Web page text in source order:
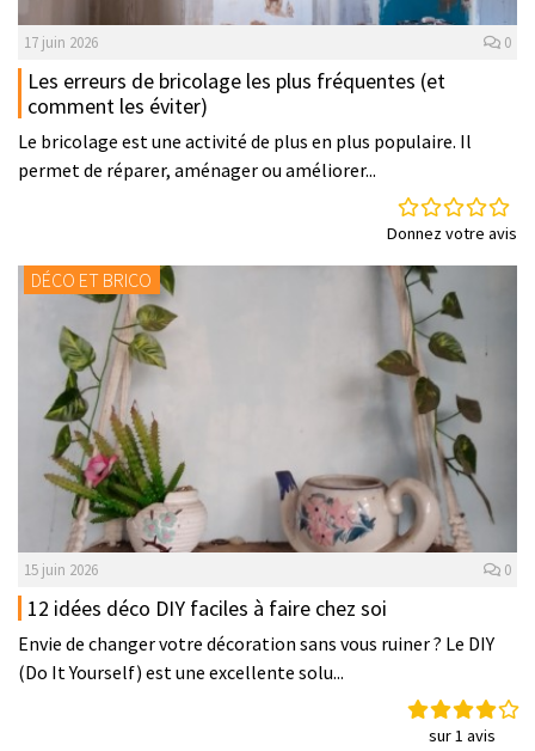
17 juin 2026 0
Les erreurs de bricolage les plus fréquentes (et
comment les éviter)
Le bricolage est une activité de plus en plus populaire. Il
permet de réparer, aménager ou améliorer...
Donnez votre avis
DÉCO ET BRICO
15 juin 2026 0
12 idées déco DIY faciles à faire chez soi
Envie de changer votre décoration sans vous ruiner ? Le DIY
(Do It Yourself) est une excellente solu...
sur 1 avis